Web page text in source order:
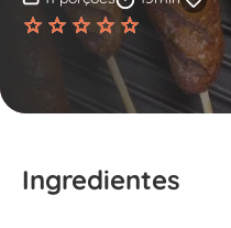
Ingredientes